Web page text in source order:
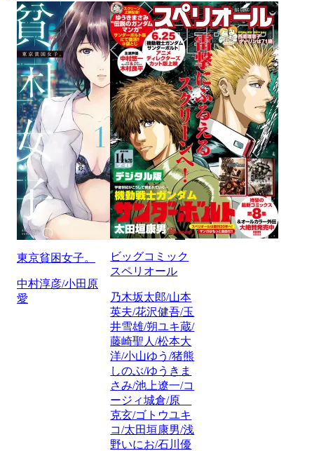
東京貧困女子。
中村淳彦/小田原
愛
ビッグコミック
スペリオール
乃木坂太郎/山本
英夫/花沢健吾/玉
井雪雄/朔ユキ蔵/
藤崎聖人/松本大
洋/小山ゆう/猪熊
しのぶ/ゆうきま
さみ/池上遼一/コ
ージィ城倉/原
克玄/ゴトウユキ
コ/太田垣康男/浅
野いにお/石川優